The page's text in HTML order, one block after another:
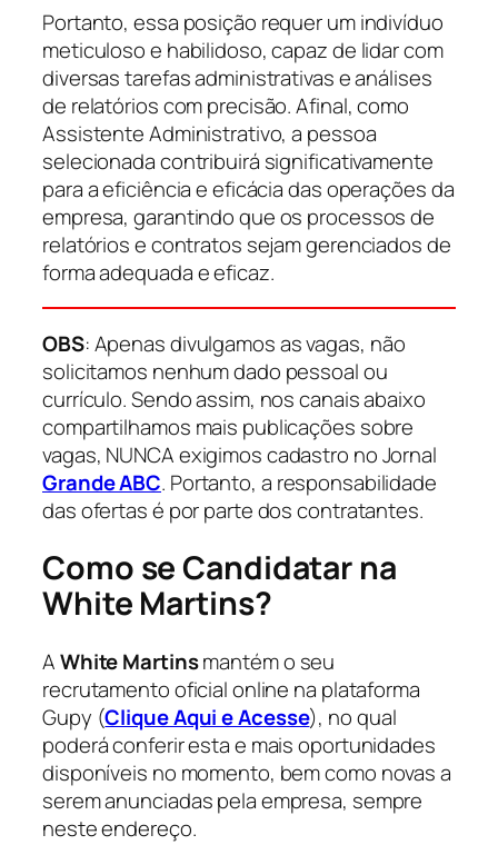
Portanto, essa posição requer um indivíduo
meticuloso e habilidoso, capaz de lidar com
diversas tarefas administrativas e análises
de relatórios com precisão. Afinal, como
Assistente Administrativo, a pessoa
selecionada contribuirá significativamente
para a eficiência e eficácia das operações da
empresa, garantindo que os processos de
relatórios e contratos sejam gerenciados de
forma adequada e eficaz.
OBS: Apenas divulgamos as vagas, não
solicitamos nenhum dado pessoal ou
currículo. Sendo assim, nos canais abaixo
compartilhamos mais publicações sobre
vagas, NUNCA exigimos cadastro no Jornal
Grande ABC. Portanto, a responsabilidade
das ofertas é por parte dos contratantes.
Como se Candidatar na
White Martins?
AWhite Martinsmantém o seu
recrutamento oficial online na plataforma
Gupy (Clique Aqui e Acesse), no qual
poderá conferir esta e mais oportunidades
disponíveis no momento, bem como novas a
serem anunciadas pela empresa, sempre
neste endereço.